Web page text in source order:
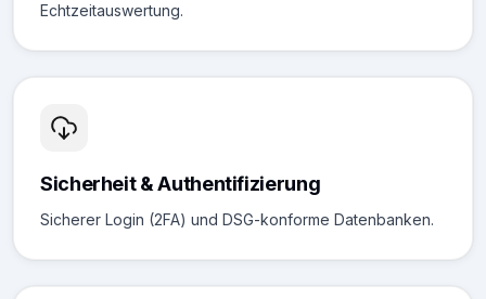
Echtzeitauswertung.
Sicherheit & Authentifizierung
Sicherer Login (2FA) und DSG-konforme Datenbanken.